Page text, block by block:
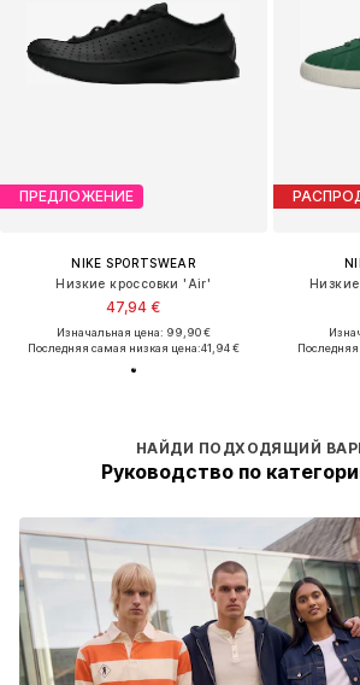
ПРЕДЛОЖЕНИЕ
NIKE SPORTSWEAR
Низкие кроссовки 'Air'
47,94 €
Изначальная цена: 99,90 €
Последняя самая низкая цена:41,94 €
Низкие
НАЙДИ ПОДХОДЯЩИЙ
Руководство по